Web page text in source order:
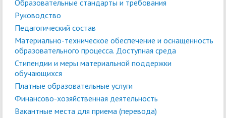
Образовательные стандарты и требования
Руководство
Педагогический состав
Материально-техническое обеспечение и оснащенность
образовательного процесса. Доступная среда
Стипендии и меры материальной поддержки
обучающихся
Платные образовательные услуги
Финансово-хозяйственная деятельность
Вакантные места для приема (перевода)